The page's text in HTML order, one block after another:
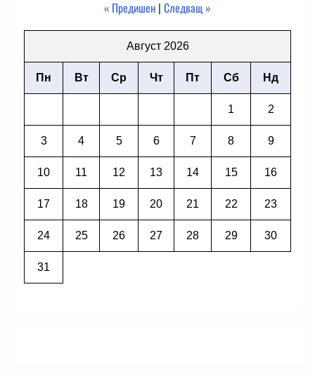
« Предишен | Следващ »
Август 2026
Пн Вт Ср Чт Пт Сб Нд
1 2
3 4 5 6 7 8 9
10 11 12 13 14 15 16
17 18 19 20 21 22 23
24 25 26 27 28 29 30
31